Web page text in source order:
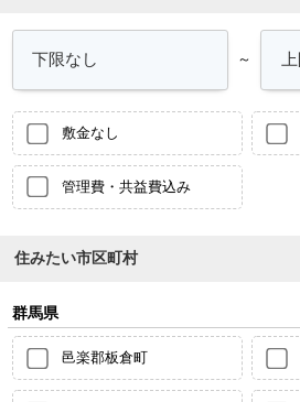
～
敷金なし
管理費・共益費込み
住みたい市区町村
群馬県
邑楽郡板倉町